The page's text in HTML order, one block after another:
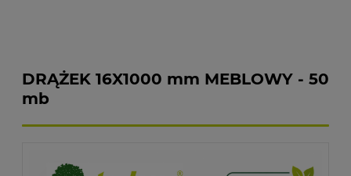
DRĄŻEK 16X1000 mm MEBLOWY - 50
mb